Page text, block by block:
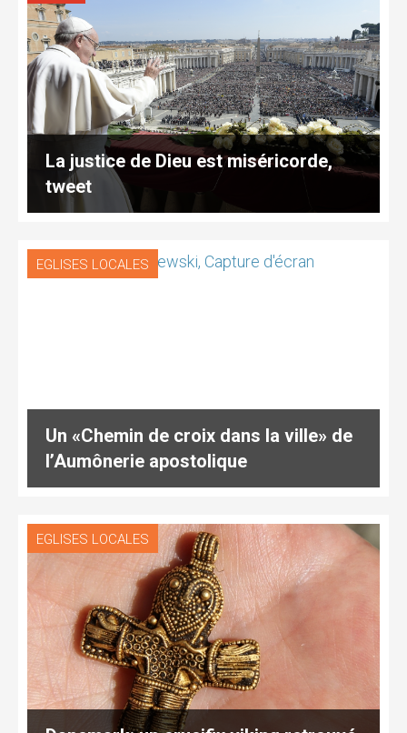
La justice de Dieu est miséricorde,
tweet
EGLISES LOCALES
Un «Chemin de croix dans la ville» de
l’Aumônerie apostolique
EGLISES LOCALES